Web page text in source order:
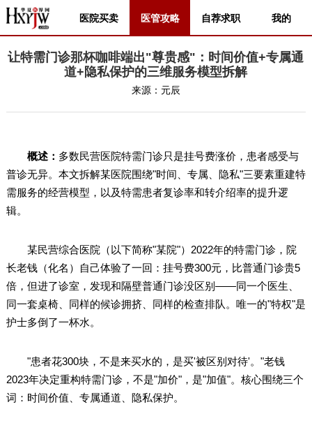
医院买卖 医管攻略 自荐求职 我的
让特需门诊那杯咖啡端出"尊贵感"：时间价值+专属通
道+隐私保护的三维服务模型拆解
来源： 元辰
概述： 多数民营医院特需门诊只是挂号费涨价，患者感受与
普诊无异。本文拆解某医院围绕"时间、专属、隐私"三要素重建特
需服务的经营模型，以及特需患者复诊率和转介绍率的提升逻
辑。
某民营综合医院（以下简称"某院"）2022年的特需门诊，院
长老钱（化名）自己体验了一回：挂号费300元，比普通门诊贵5
倍，但进了诊室，发现和隔壁普通门诊没区别——同一个医生、
同一套桌椅、同样的候诊拥挤、同样的检查排队。唯一的"特权"是
护士多倒了一杯水。
"患者花300块，不是来买水的，是买'被区别对待'。"老钱
2023年决定重构特需门诊，不是"加价"，是"加值"。核心围绕三个
词：时间价值、专属通道、隐私保护。